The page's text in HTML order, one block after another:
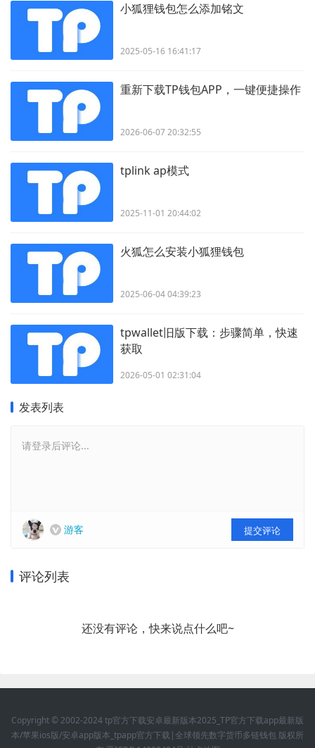
小狐狸钱包怎么添加铭文
2025-05-16 16:41:17
重新下载TP钱包APP，一键便捷操作
2026-06-07 20:32:55
tplink ap模式
2025-11-01 20:44:02
火狐怎么安装小狐狸钱包
2025-06-04 04:39:23
tpwallet旧版下载：步骤简单，快速
获取
2026-05-01 02:31:04
发表列表
请登录后评论...
游客 提交评论
评论列表
还没有评论，快来说点什么吧~
Copyright © 2002-2024 tp官方下载安卓最新版本2025_TP官方下载app最新版
本/苹果ios版/安卓app版本_tpapp官方下载|全球领先数字货币多链钱包 版权所